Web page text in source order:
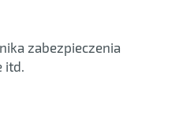
zabezpieczenia